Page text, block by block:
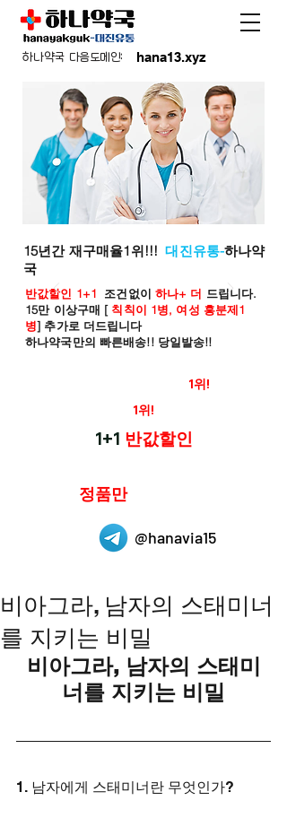
hana13.xyz
하나약국 다음도메인:
15년간 재구매율1위!!!대진유통-하나약
국
반값할인 1+1 조건없이 하나+ 더 드립니다.
15만 이상구매 [ 칙칙이 1병, 여성 흥분제1
병] 추가로 더드립니다
하나약국만의 빠른배송!! 당일발송!!
1위!
1위!
1+1 반값할인
정품만
@hanavia15
비아그라, 남자의 스태미너
를 지키는 비밀
비아그라, 남자의 스태미
너를 지키는 비밀
1. 남자에게 스태미너란 무엇인가?